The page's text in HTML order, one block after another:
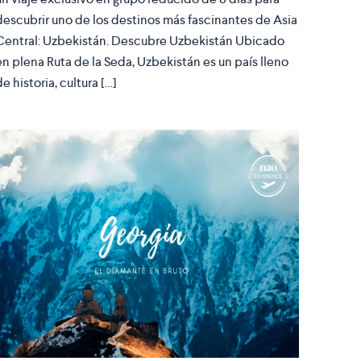
uno de los destinos más fascinantes de Asia
Uzbekistán. Descubre Uzbekistán Ubicado
plena Ruta de la Seda, Uzbekistán es un país lleno
historia, cultura […]